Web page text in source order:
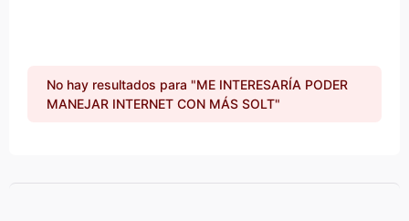
No hay resultados para "ME INTERESARÍA PODER
MANEJAR INTERNET CON MÁS SOLT"